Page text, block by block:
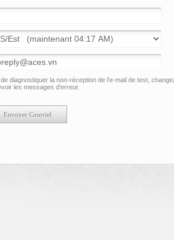
diagnostiquer la non-réception de l'e-mail de test,
les messages d'erreur.